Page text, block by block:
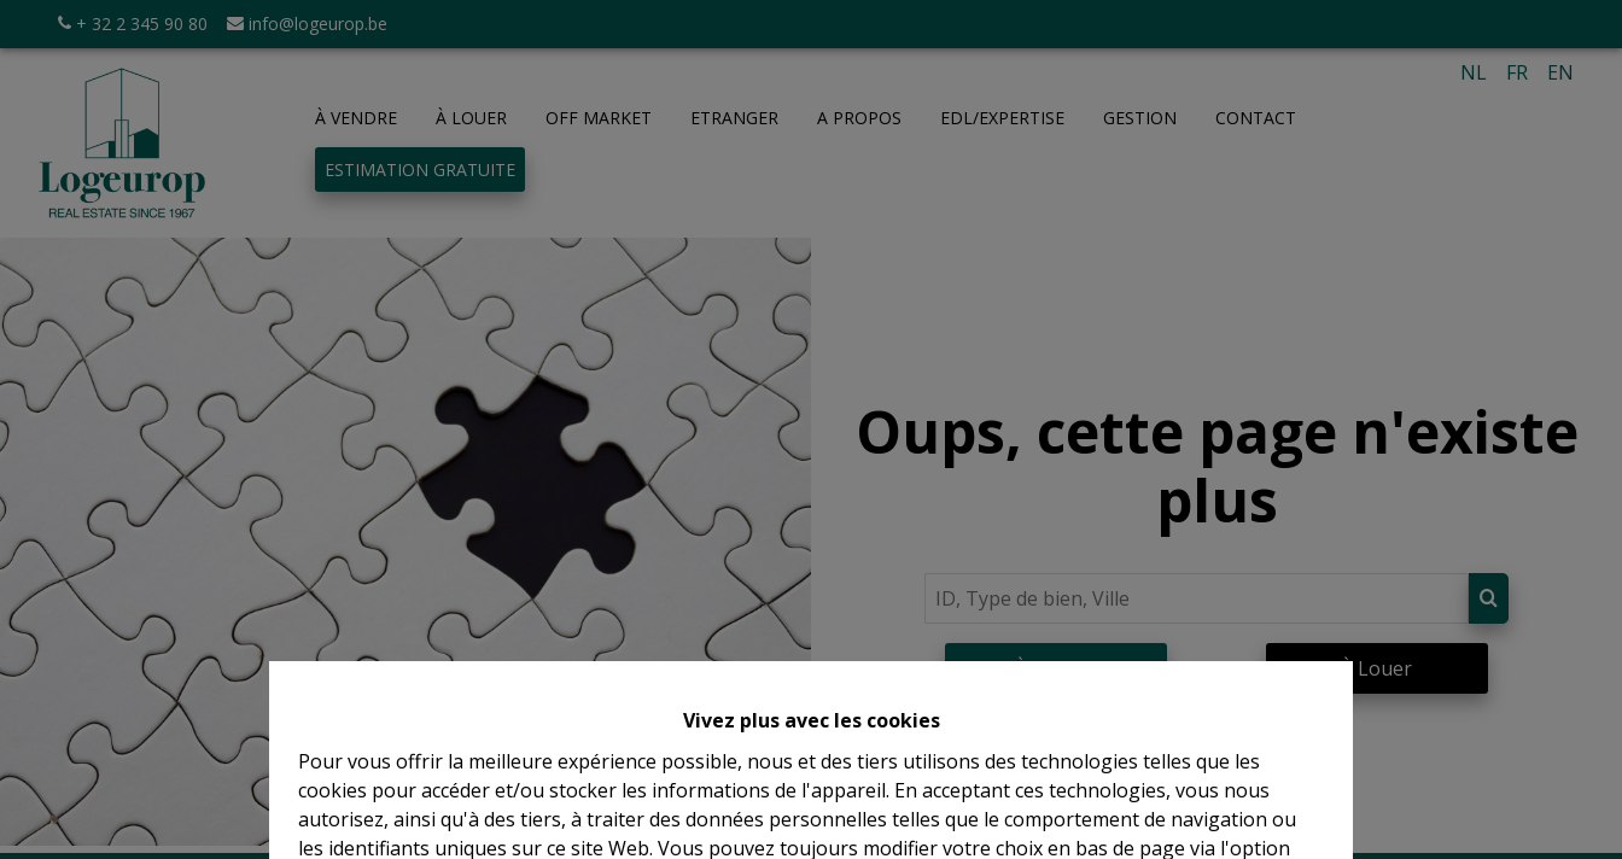
Vivez plus avec les cookies
Pour vous offrir la meilleure expérience possible, nous et des tiers utilisons des technologies telles que les
cookies pour accéder et/ou stocker les informations de l'appareil. En acceptant ces technologies, vous nous
autorisez, ainsi qu'à des tiers, à traiter des données personnelles telles que le comportement de navigation ou
les identifiants uniques sur ce site Web. Vous pouvez toujours modifier votre choix en bas de page via l'option
+ 32 2 345 90 80 info@logeurop.be
À VENDRE À LOUER OFF MARKET ETRANGER A PROPOS EDL/EXPERTISE GESTION CONTACT
ESTIMATION GRATUITE
NL FR EN
Oups, cette page n'existe
plus
À Vendre À Louer